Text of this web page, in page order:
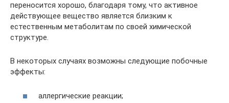
переносится хорошо, благодаря тому, что активное
действующее вещество является близким к
естественным метаболитам по своей химической
структуре.
В некоторых случаях возможны следующие побочные
эффекты:
аллергические реакции;